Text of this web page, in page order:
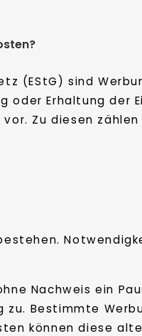
(EStG) sind
oder Erhaltung der
Zu diesen zählen
Nachweis ein
Bestimmte
können diese